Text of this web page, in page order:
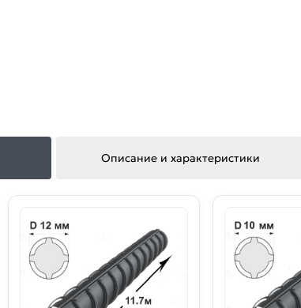
Описание и характеристики